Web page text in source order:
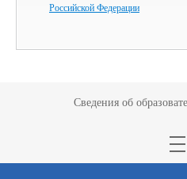
Российской Федерации
Сведения об